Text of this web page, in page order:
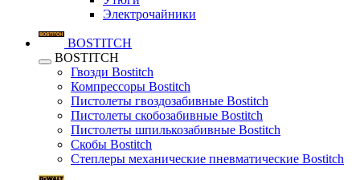
Электрочайники
BOSTITCH
BOSTITCH
Гвозди Bostitch
Компрессоры Bostitch
Пистолеты гвоздозабивные Bostitch
Пистолеты скобозабивные Bostitch
Пистолеты шпилькозабивные Bostitch
Скобы Bostitch
Степлеры механические пневматические Bostitch